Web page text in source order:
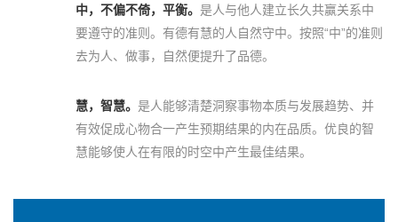
中，不偏不倚，平衡。 是人与他人建立长久共赢关系中
要遵守的准则。有德有慧的人自然守中。按照“中”的准则
去为人、做事，自然便提升了品德。
慧，智慧。 是人能够清楚洞察事物本质与发展趋势、并
有效促成心物合一产生预期结果的内在品质。优良的智
慧能够使人在有限的时空中产生最佳结果。